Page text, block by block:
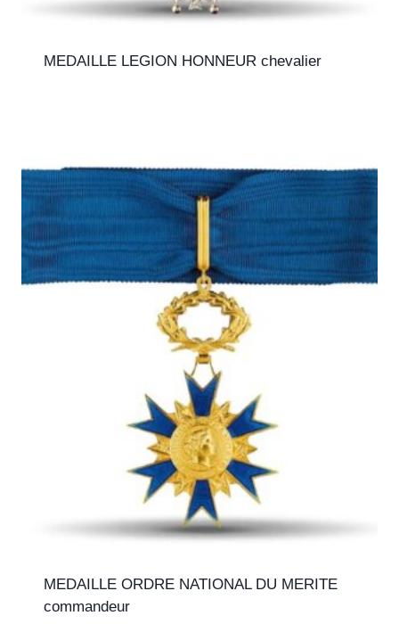
MEDAILLE LEGION HONNEUR chevalier
MEDAILLE ORDRE NATIONAL DU MERITE
commandeur